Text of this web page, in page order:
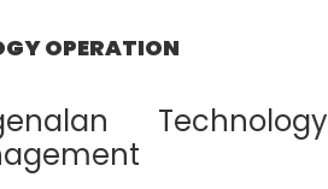
OPERATION
Technology